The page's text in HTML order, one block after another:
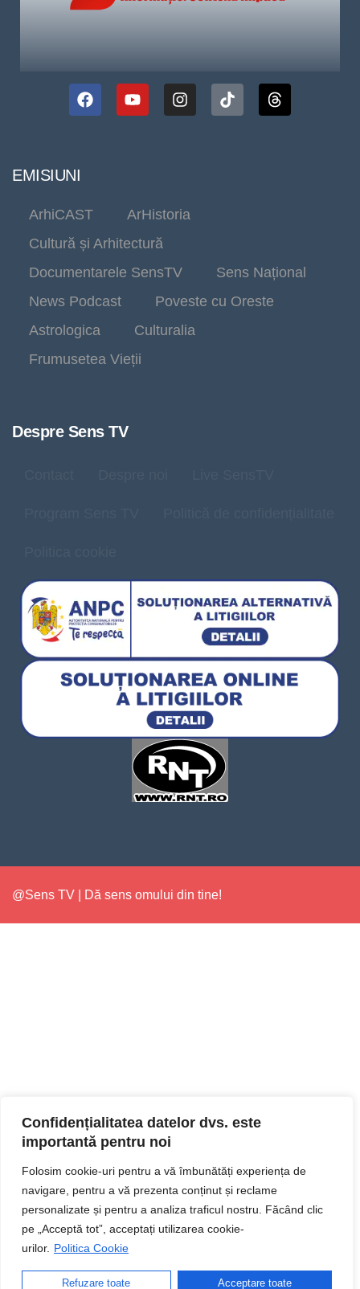
Confidențialitatea datelor dvs. este
importantă pentru noi
Folosim cookie-uri pentru a vă îmbunătăți experiența de
navigare, pentru a vă prezenta conținut și reclame
personalizate și pentru a analiza traficul nostru. Făcând clic
pe „Acceptă tot”, acceptați utilizarea cookie-
urilor. Politica Cookie
Refuzare toate Acceptare toate
EMISIUNI
ArhiCAST
ArHistoria
Cultură și Arhitectură
Documentarele SensTV
Sens Național
News Podcast
Poveste cu Oreste
Astrologica
Culturalia
Frumusetea Vieții
Despre Sens TV
@Sens TV | Dă sens omului din tine!